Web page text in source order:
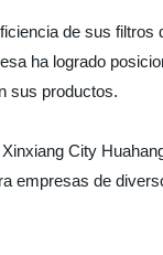
de sus
ha logrado
sus productos.
City
empresas de